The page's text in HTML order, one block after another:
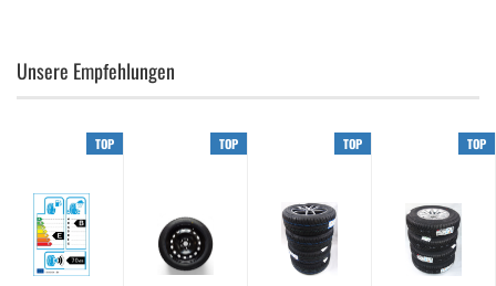
Unsere Empfehlungen
TOP TOP TOP TOP